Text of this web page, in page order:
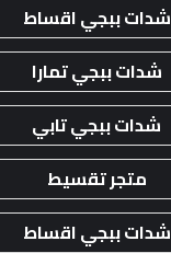
شدات ببجي اقساط
شدات ببجي تمارا
شدات ببجي تابي
متجر تقسيط
شدات ببجي اقساط